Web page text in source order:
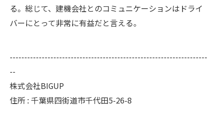
る。総じて、建機会社とのコミュニケーションはドライ
バーにとって非常に有益だと言える。
--------------------------------------------------------------------
--
株式会社BIGUP
住所 : 千葉県四街道市千代田5-26-8